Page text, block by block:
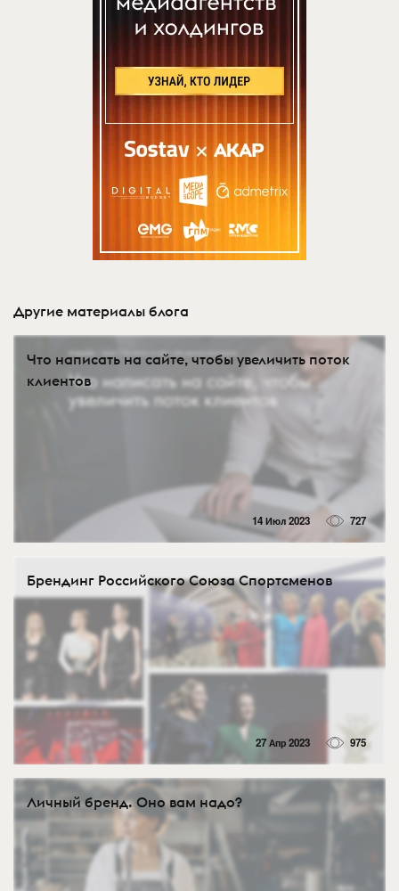
Другие материалы блога
Что написать на сайте, чтобы увеличить поток
клиентов
14 Июл 2023 727
Брендинг Российского Союза Спортсменов
27 Апр 2023 975
Личный бренд. Оно вам надо?